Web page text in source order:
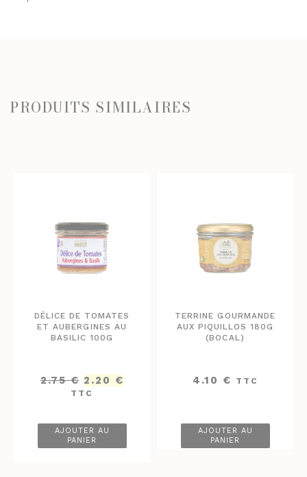
PRODUITS SIMILAIRES
DÉLICE DE TOMATES
ET AUBERGINES AU
BASILIC 100G
2.75€ Le
prix
2.75 €.
2.20 €
TTC
AJOUTER AU
PANIER
TERRINE GOURMANDE
AUX PIQUILLOS 180G
(BOCAL)
4.10 € TTC
AJOUTER AU
PANIER